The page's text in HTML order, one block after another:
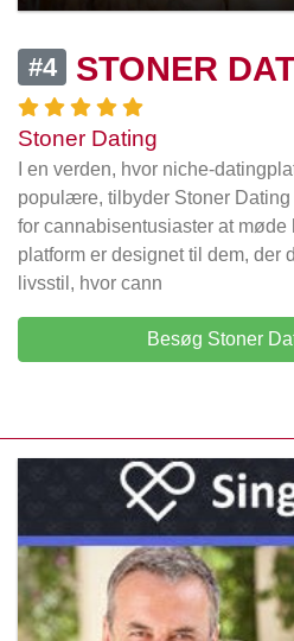
#4 STONER
Stoner Dating
I en verden, hvor niche-
populære, tilbyder Stoner
for cannabisentusiaster at
platform er designet til dem, der
livsstil, hvor cann
Besøg Stoner